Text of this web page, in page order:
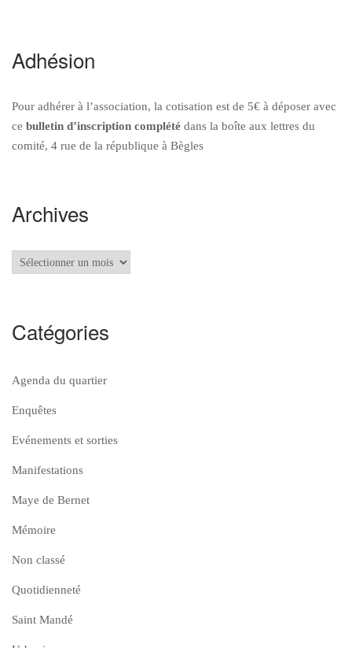
Adhésion
Pour adhérer à l’association, la cotisation est de 5€ à déposer avec
ce bulletin d’inscription complété dans la boîte aux lettres du
comité, 4 rue de la république à Bègles
Archives
Archives
Catégories
Agenda du quartier
Enquêtes
Evénements et sorties
Manifestations
Maye de Bernet
Mémoire
Non classé
Quotidienneté
Saint Mandé